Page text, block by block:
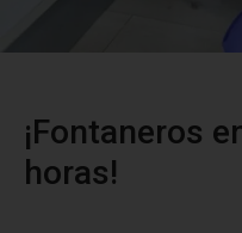
¡Fontaneros
horas!